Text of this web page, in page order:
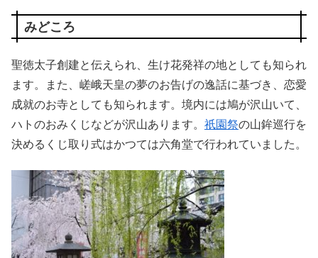
みどころ
聖徳太子創建と伝えられ、生け花発祥の地としても知られ
ます。また、嵯峨天皇の夢のお告げの逸話に基づき、恋愛
成就のお寺としても知られます。境内には鳩が沢山いて、
ハトのおみくじなどが沢山あります。 祇園祭の山鉾巡行を
決めるくじ取り式はかつては六角堂で行われていました。